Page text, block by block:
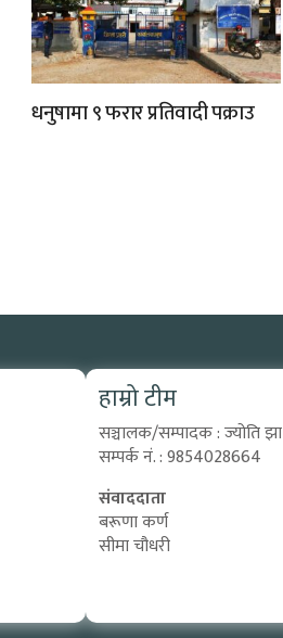
धनुषामा ९ फरार प्रतिवादी पक्राउ
हाम्रो टीम
सञ्चालक/सम्पादक : ज्योति झा
सम्पर्क नं. : 9854028664
संवाददाता
बरूणा कर्ण
सीमा चौधरी